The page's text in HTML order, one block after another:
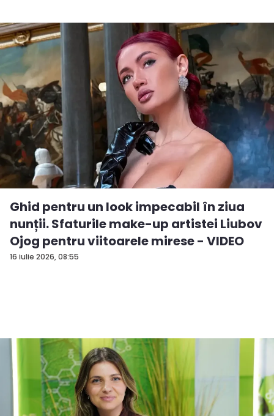
16 iulie 2026, 08:55
Ghid pentru un look impecabil în ziua
nunții. Sfaturile make-up artistei Liubov
Ojog pentru viitoarele mirese - VIDEO